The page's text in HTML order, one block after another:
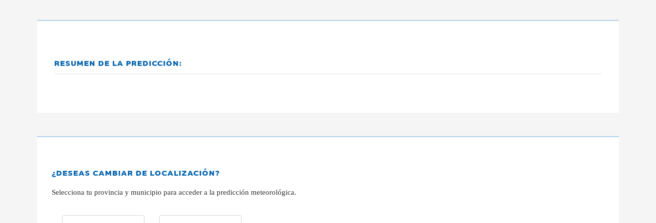
RESUMEN DE LA PREDICCIÓN:
¿DESEAS CAMBIAR DE LOCALIZACIÓN?
Selecciona tu provincia y municipio para acceder a la predicción meteorológica.